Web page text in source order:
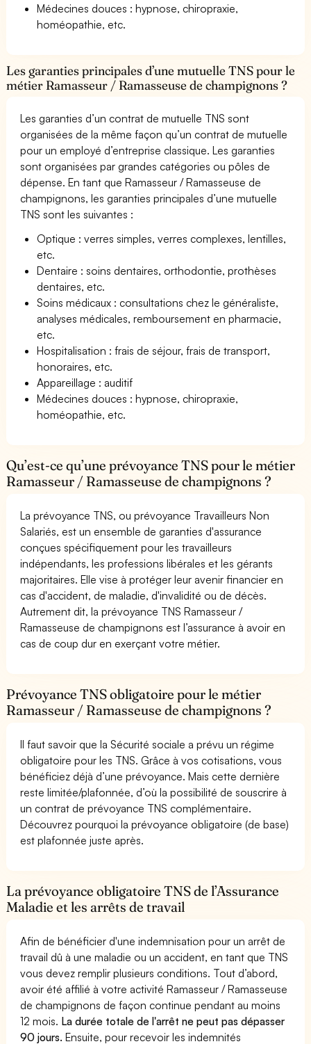
Médecines douces : hypnose, chiropraxie,
homéopathie, etc.
Les garanties principales d’une mutuelle TNS pour le
métier Ramasseur / Ramasseuse de champignons ?
Les garanties d’un contrat de mutuelle TNS sont
organisées de la même façon qu’un contrat de mutuelle
pour un employé d’entreprise classique. Les garanties
sont organisées par grandes catégories ou pôles de
dépense. En tant que Ramasseur / Ramasseuse de
champignons, les garanties principales d’une mutuelle
TNS sont les suivantes :
Optique : verres simples, verres complexes, lentilles,
etc.
Dentaire : soins dentaires, orthodontie, prothèses
dentaires, etc.
Soins médicaux : consultations chez le généraliste,
analyses médicales, remboursement en pharmacie,
etc.
Hospitalisation : frais de séjour, frais de transport,
honoraires, etc.
Appareillage : auditif
Médecines douces : hypnose, chiropraxie,
homéopathie, etc.
Qu’est-ce qu’une prévoyance TNS pour le métier
Ramasseur / Ramasseuse de champignons ?
La prévoyance TNS, ou prévoyance Travailleurs Non
Salariés, est un ensemble de garanties d'assurance
conçues spécifiquement pour les travailleurs
indépendants, les professions libérales et les gérants
majoritaires. Elle vise à protéger leur avenir financier en
cas d'accident, de maladie, d'invalidité ou de décès.
Autrement dit, la prévoyance TNS Ramasseur /
Ramasseuse de champignons est l’assurance à avoir en
cas de coup dur en exerçant votre métier.
Prévoyance TNS obligatoire pour le métier
Ramasseur / Ramasseuse de champignons ?
Il faut savoir que la Sécurité sociale a prévu un régime
obligatoire pour les TNS. Grâce à vos cotisations, vous
bénéficiez déjà d’une prévoyance. Mais cette dernière
reste limitée/plafonnée, d’où la possibilité de souscrire à
un contrat de prévoyance TNS complémentaire.
Découvrez pourquoi la prévoyance obligatoire (de base)
est plafonnée juste après.
La prévoyance obligatoire TNS de l’Assurance
Maladie et les arrêts de travail
Afin de bénéficier d'une indemnisation pour un arrêt de
travail dû à une maladie ou un accident, en tant que TNS
vous devez remplir plusieurs conditions. Tout d’abord,
avoir été affilié à votre activité Ramasseur / Ramasseuse
de champignons de façon continue pendant au moins
12 mois. La durée totale de l'arrêt ne peut pas dépasser
90 jours. Ensuite, pour recevoir les indemnités